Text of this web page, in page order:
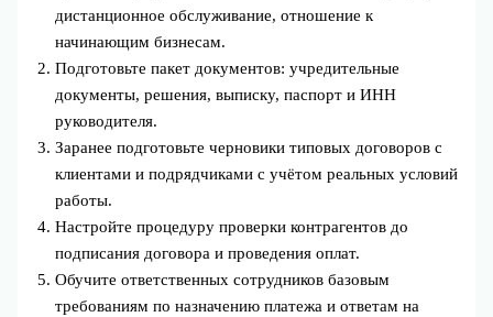
дистанционное обслуживание, отношение к
начинающим бизнесам.
Подготовьте пакет документов: учредительные
документы, решения, выписку, паспорт и ИНН
руководителя.
Заранее подготовьте черновики типовых договоров с
клиентами и подрядчиками с учётом реальных условий
работы.
Настройте процедуру проверки контрагентов до
подписания договора и проведения оплат.
Обучите ответственных сотрудников базовым
требованиям по назначению платежа и ответам на